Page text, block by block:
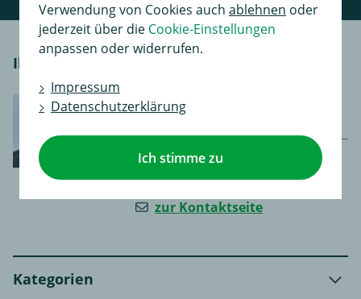
Ihr persönlicher Kontakt
Montag - Freitag 8-17 Uhr |
0367 343 5487
0367 343 5315
zur Kontaktseite
Kategorien
Verwendung von Cookies auch ablehnen oder
jederzeit über die Cookie-Einstellungen
anpassen oder widerrufen.
Impressum
Datenschutzerklärung
Ich stimme zu